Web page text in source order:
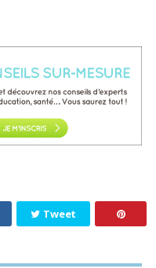
Tweet